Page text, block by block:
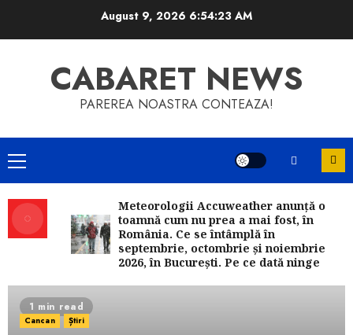
August 9, 2026 6:54:24 AM
CABARET NEWS
PAREREA NOASTRA CONTEAZA!
Primary
Menu
Meteorologii Accuweather anunță o
toamnă cum nu prea a mai fost, în
România. Ce se întâmplă în
septembrie, octombrie și noiembrie
2026, în București. Pe ce dată ninge
1 min read
Cancan Știri